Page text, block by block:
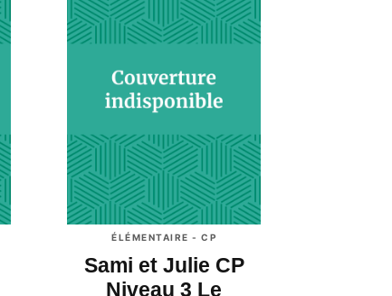
ÉLÉMENTAIRE - CP
Sami et Julie CP
Niveau 3 Le